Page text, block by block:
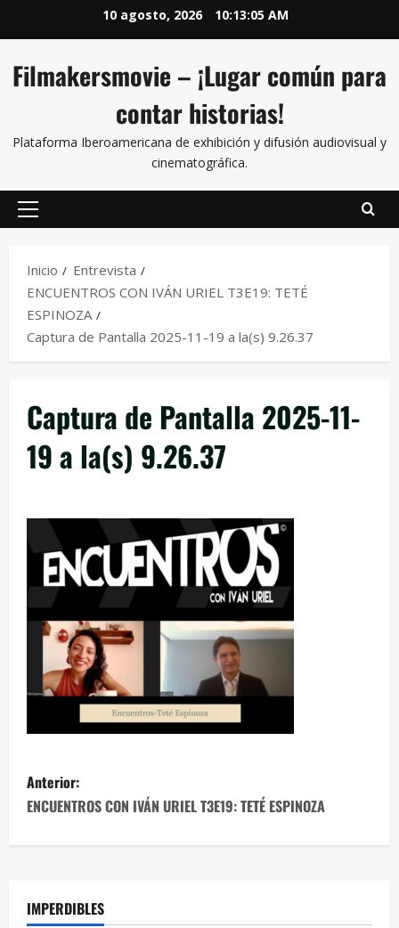
10 agosto, 2026 10:13:05 AM
Filmakersmovie – ¡Lugar común para
contar historias!
Plataforma Iberoamericana de exhibición y difusión audiovisual y
cinematográfica.
Inicio
Entrevista
ENCUENTROS CON IVÁN URIEL T3E19: TETÉ
ESPINOZA
Captura de Pantalla 2025-11-19 a la(s) 9.26.37
Captura de Pantalla 2025-11-
19 a la(s) 9.26.37
Anterior:
ENCUENTROS CON IVÁN URIEL T3E19: TETÉ ESPINOZA
IMPERDIBLES